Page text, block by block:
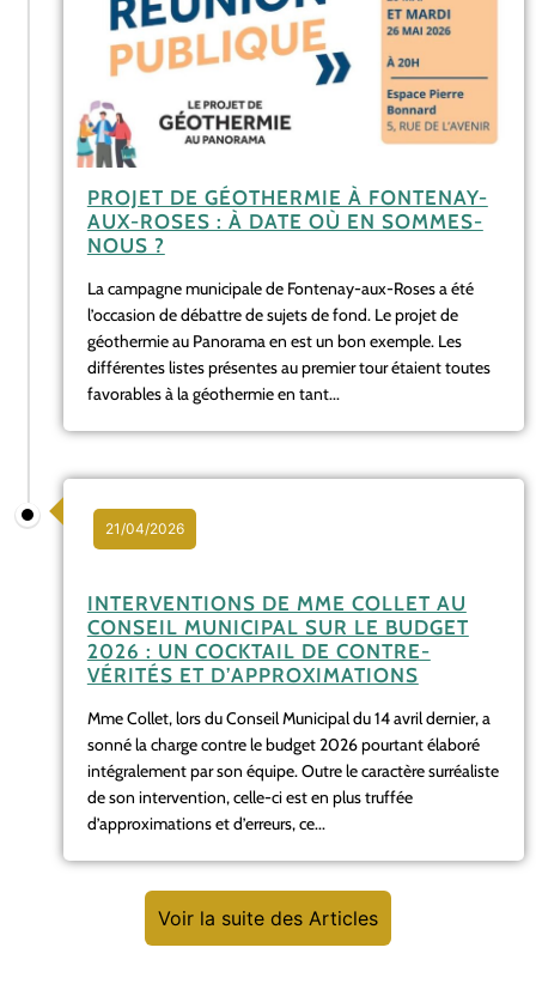
PROJET DE GÉOTHERMIE À FONTENAY-
AUX-ROSES : À DATE OÙ EN SOMMES-
NOUS ?
La campagne municipale de Fontenay-aux-Roses a été
l’occasion de débattre de sujets de fond. Le projet de
géothermie au Panorama en est un bon exemple. Les
différentes listes présentes au premier tour étaient toutes
favorables à la géothermie en tant...
21/04/2026
INTERVENTIONS DE MME COLLET AU
CONSEIL MUNICIPAL SUR LE BUDGET
2026 : UN COCKTAIL DE CONTRE-
VÉRITÉS ET D’APPROXIMATIONS
Mme Collet, lors du Conseil Municipal du 14 avril dernier, a
sonné la charge contre le budget 2026 pourtant élaboré
intégralement par son équipe. Outre le caractère surréaliste
de son intervention, celle-ci est en plus truffée
d’approximations et d’erreurs, ce...
Voir la suite des Articles